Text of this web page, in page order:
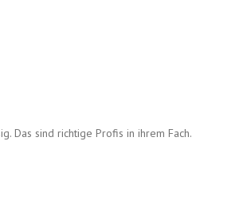
Das sind richtige Profis in ihrem Fach.